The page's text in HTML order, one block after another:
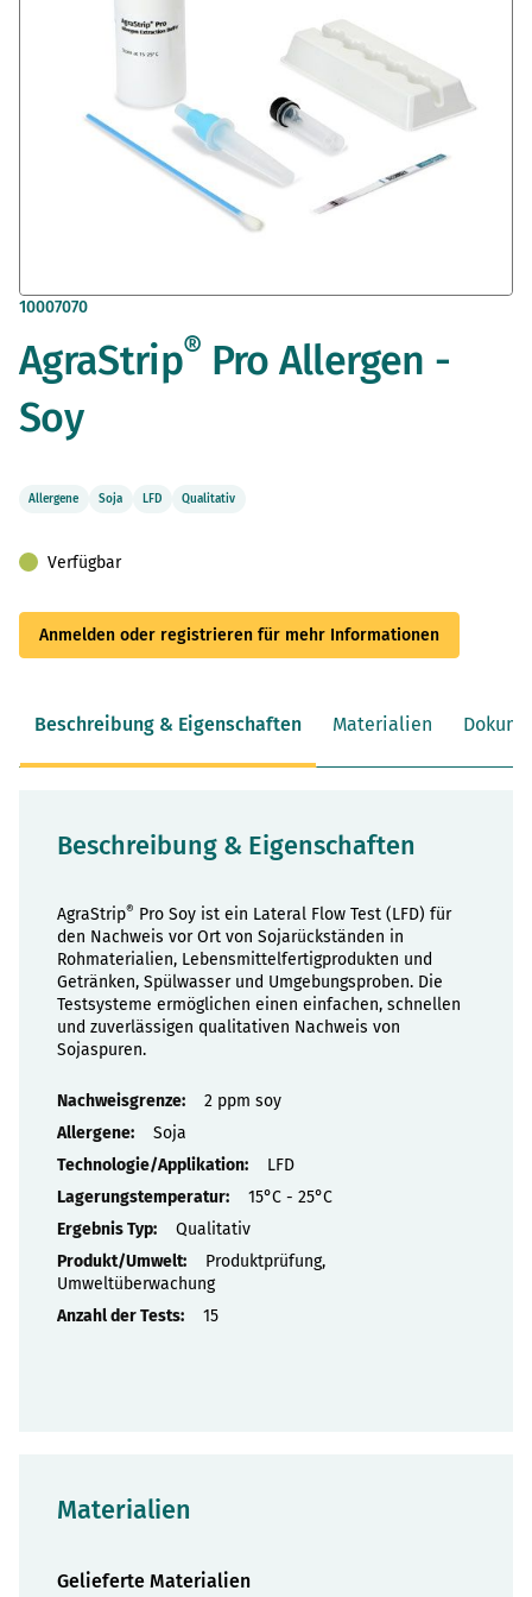
Zum
der
Bildergalerie
10007070
AgraStrip® Pro Allergen -
Soy
Allergene Soja LFD Qualitativ
Verfügbar
Anmelden oder registrieren für mehr Informationen
Beschreibung & Eigenschaften Materialien
Beschreibung & Eigenschaften
AgraStrip® Pro Soy ist ein Lateral Flow Test (LFD) für
den Nachweis vor Ort von Sojarückständen in
Rohmaterialien, Lebensmittelfertigprodukten und
Getränken, Spülwasser und Umgebungsproben. Die
Testsysteme ermöglichen einen einfachen, schnellen
und zuverlässigen qualitativen Nachweis von
Sojaspuren.
Eigenschaften
2 ppm soy
Soja
LFD
15°C - 25°C
Qualitativ
Produktprüfung,
Umweltüberwachung
15
Materialien
Gelieferte Materialien